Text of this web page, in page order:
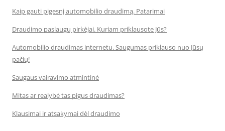
Kaip gauti pigesnį automobilio draudimą. Patarimai
Draudimo paslaugų pirkėjai. Kuriam priklausote Jūs?
Automobilio draudimas internetu. Saugumas priklauso nuo Jūsų
pačių!
Saugaus vairavimo atmintinė
Mitas ar realybė tas pigus draudimas?
Klausimai ir atsakymai dėl draudimo